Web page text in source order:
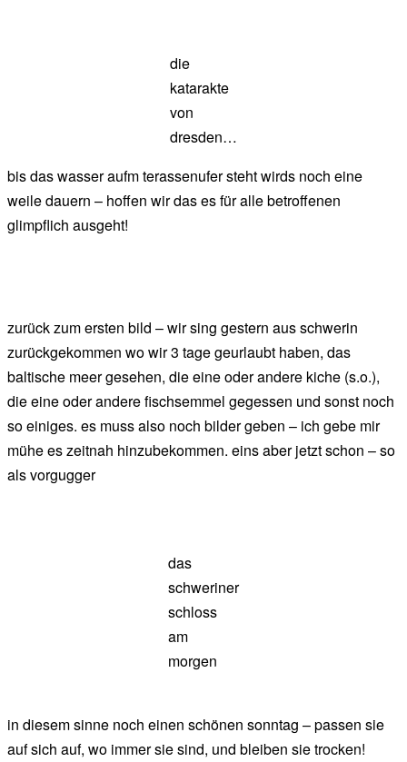
die
katarakte
von
dresden…
bis das wasser aufm terassenufer steht wirds noch eine
weile dauern – hoffen wir das es für alle betroffenen
glimpflich ausgeht!
zurück zum ersten bild – wir sing gestern aus schwerin
zurückgekommen wo wir 3 tage geurlaubt haben, das
baltische meer gesehen, die eine oder andere kiche (s.o.),
die eine oder andere fischsemmel gegessen und sonst noch
so einiges. es muss also noch bilder geben – ich gebe mir
mühe es zeitnah hinzubekommen. eins aber jetzt schon – so
als vorgugger
das
schweriner
schloss
am
morgen
in diesem sinne noch einen schönen sonntag – passen sie
auf sich auf, wo immer sie sind, und bleiben sie trocken!